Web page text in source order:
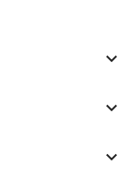
keyboard_arrow_down
keyboard_arrow_down
keyboard_arrow_down